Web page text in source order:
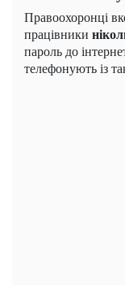
Правоохоронці
працівники
пароль до
телефонують із